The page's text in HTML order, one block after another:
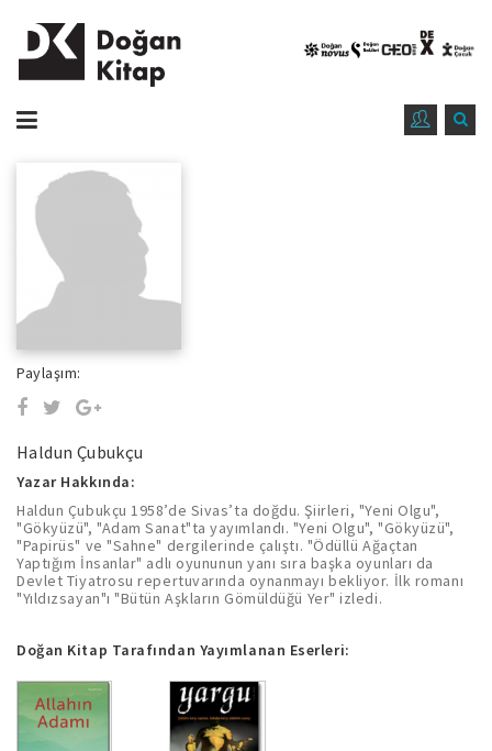
Paylaşım:
Haldun Çubukçu
Yazar Hakkında:
Haldun Çubukçu 1958’de Sivas’ta doğdu. Şiirleri, "Yeni Olgu",
"Gökyüzü", "Adam Sanat"ta yayımlandı. "Yeni Olgu", "Gökyüzü",
"Papirüs" ve "Sahne" dergilerinde çalıştı. "Ödüllü Ağaçtan
Yaptığım İnsanlar" adlı oyununun yanı sıra başka oyunları da
Devlet Tiyatrosu repertuvarında oynanmayı bekliyor. İlk romanı
"Yıldızsayan"ı "Bütün Aşkların Gömüldüğü Yer" izledi.
Doğan Kitap Tarafından Yayımlanan Eserleri: